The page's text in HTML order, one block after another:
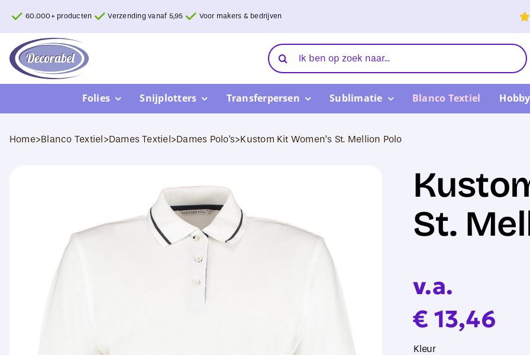
inhoud
60.000+ producten Verzending vanaf 5,95 Voor makers & bedrijven
Zoeken
naar:
Folies Snijplotters Transferpersen Sublimatie Blanco Textiel
Home>Blanco Textiel>Dames Textiel>Dames Polo's>Kustom Kit Women’s St. Mellion Polo
St.
v.a.
€ 13,46
Kleur